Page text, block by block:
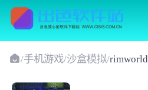
/手机游戏/沙盒模拟/rimworld